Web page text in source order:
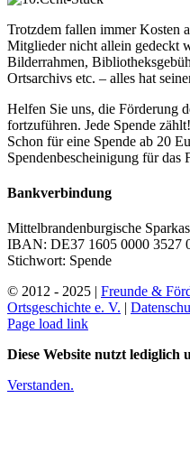
Trotzdem fallen immer Kosten
Mitglieder nicht allein gedeckt
Bilderrahmen,
Ortsarchivs etc. – alles hat
Helfen Sie uns, die Förderung
fortzuführen. Jede Spende zählt!
Schon für eine Spende ab 20
Spendenbescheinigung für das
Bankverbindung
Mittelbrandenburgische
IBAN: DE37 1605 0000 3527
Stichwort: Spende
© 2012 - 2025 | Freunde &
Ortsgeschichte e. V.
Instagram
Page load link
Diese Website nutzt lediglich
Verstanden.